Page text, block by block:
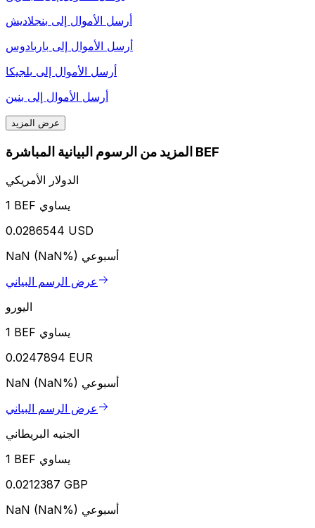
أرسل الأموال إلى بنجلاديش
أرسل الأموال إلى باربادوس
أرسل الأموال إلى بلجيكا
أرسل الأموال إلى بنين
عرض المزيد
المزيد من الرسوم البيانية المباشرة BEF
الدولار الأمريكي
1 BEF يساوي
0.0286544 USD
NaN (NaN%) أسبوعي
عرض الرسم البياني
اليورو
1 BEF يساوي
0.0247894 EUR
NaN (NaN%) أسبوعي
عرض الرسم البياني
الجنيه البريطاني
1 BEF يساوي
0.0212387 GBP
NaN (NaN%) أسبوعي